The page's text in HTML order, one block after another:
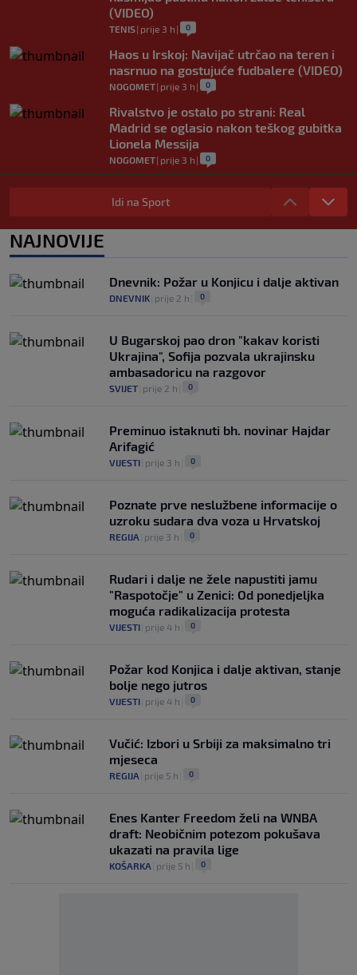
(VIDEO)
TENIS| prije 3 h | 0
Haos u Irskoj: Navijač utrčao na teren i
nasrnuo na gostujuće fudbalere (VIDEO)
NOGOMET| prije 3 h | 0
Rivalstvo je ostalo po strani: Real
Madrid se oglasio nakon teškog gubitka
Lionela Messija
NOGOMET| prije 3 h | 0
WNBA igračice odgovorile Kanteru
nakon provokacije: "Nećemo biti politički
0
FIFA-e je vaš novac", danas se suočava s
najvećom krizom
| prije 5 h
Idi na Sport
NAJNOVIJE
Dnevnik: Požar u Konjicu i dalje aktivan
DNEVNIK prije 2 h 0
U Bugarskoj pao dron "kakav koristi
Ukrajina", Sofija pozvala ukrajinsku
ambasadoricu na razgovor
SVIJET prije 2 h 0
Preminuo istaknuti bh. novinar Hajdar
Arifagić
VIJESTI prije 3 h 0
Poznate prve neslužbene informacije o
uzroku sudara dva voza u Hrvatskoj
REGIJA prije 3 h 0
Rudari i dalje ne žele napustiti jamu
"Raspotočje" u Zenici: Od ponedjeljka
moguća radikalizacija protesta
VIJESTI prije 4 h 0
Požar kod Konjica i dalje aktivan, stanje
bolje nego jutros
VIJESTI prije 4 h 0
Vučić: Izbori u Srbiji za maksimalno tri
mjeseca
REGIJA prije 5 h 0
Enes Kanter Freedom želi na WNBA
draft: Neobičnim potezom pokušava
ukazati na pravila lige
KOŠARKA prije 5 h 0